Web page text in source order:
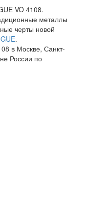
VO 4108.
металлы
черты новой
.
в Москве, Санкт-
России по